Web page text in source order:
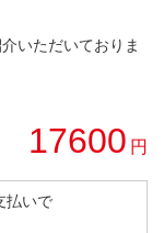
いただいておりま
17600 円
払いで